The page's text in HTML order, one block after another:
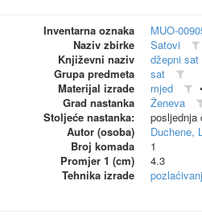
Inventarna oznaka
MUO-
Naziv zbirke
Satovi
Književni naziv
džepni sat
Grupa predmeta
sat
Materijal izrade
mjed
Grad nastanka
Ženeva
Stoljeće nastanka:
posljednja
Autor (osoba)
Duchene,
Broj komada
1
Promjer 1 (cm)
4.3
Tehnika izrade